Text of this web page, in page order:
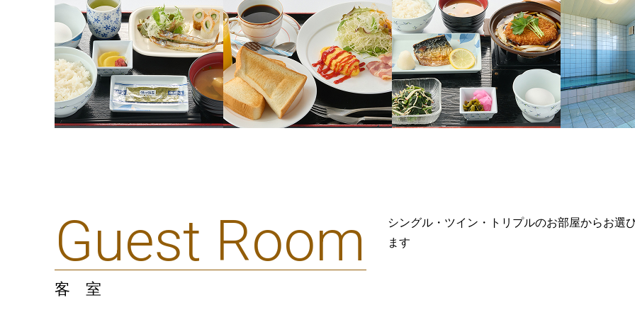
Guest Room
客 室
シングル・ツイン・トリプルのお部屋からお選
ます